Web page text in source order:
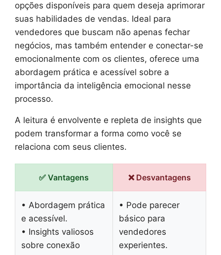
opções disponíveis para quem deseja aprimorar
suas habilidades de vendas. Ideal para
vendedores que buscam não apenas fechar
negócios, mas também entender e conectar-se
emocionalmente com os clientes, oferece uma
abordagem prática e acessível sobre a
importância da inteligência emocional nesse
processo.
A leitura é envolvente e repleta de insights que
podem transformar a forma como você se
relaciona com seus clientes.
✅ Vantagens ❌ Desvantagens
• Abordagem prática
e acessível.
• Insights valiosos
sobre conexão
• Pode parecer
básico para
vendedores
experientes.